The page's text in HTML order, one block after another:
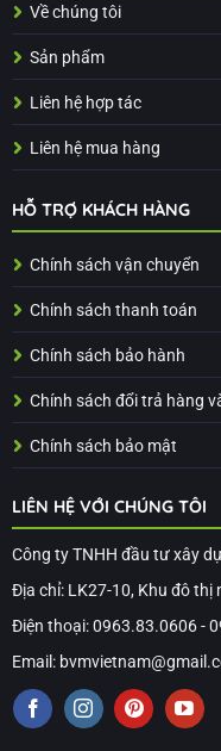
Về chúng tôi
Sản phẩm
Liên hệ hợp tác
Liên hệ mua hàng
HỖ TRỢ KHÁCH HÀNG
Chính sách vận chuyển
Chính sách thanh toán
Chính sách bảo hành
Chính sách đổi trả hàng
Chính sách bảo mật
LIÊN HỆ VỚI CHÚNG TÔI
Công ty TNHH đầu tư xây
Địa chỉ: LK27-10, Khu đô thị
Điện thoại: 0963.83.0606 -
Email: